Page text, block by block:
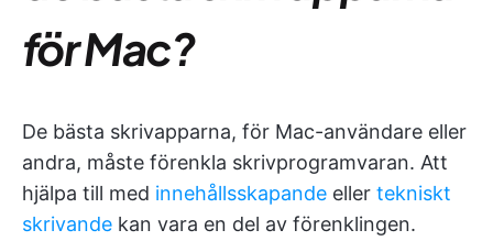
för Mac?
De bästa skrivapparna, för Mac-användare eller
andra, måste förenkla skrivprogramvaran. Att
hjälpa till med innehållsskapande eller tekniskt
skrivande kan vara en del av förenklingen.